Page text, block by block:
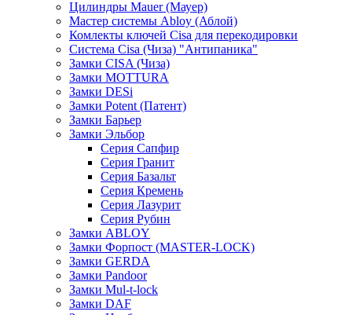
Цилиндры Mauer (Мауер)
Мастер системы Abloy (Аблой)
Комлекты ключей Cisa для перекодировки
Система Cisa (Чиза) "Антипаника"
Замки CISA (Чиза)
Замки MOTTURA
Замки DESi
Замки Potent (Патент)
Замки Барьер
Замки Эльбор
Серия Сапфир
Серия Гранит
Серия Базальт
Серия Кремень
Серия Лазурит
Серия Рубин
Замки ABLOY
Замки Форпост (MASTER-LOCK)
Замки GERDA
Замки Pandoor
Замки Mul-t-lock
Замки DAF